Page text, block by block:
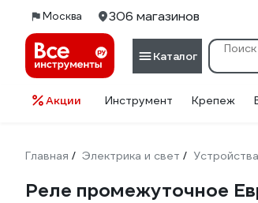
Москва 306 магазинов
Каталог
Акции Инструмент Крепеж
Главная / Электрика и свет /
Реле промежуточное